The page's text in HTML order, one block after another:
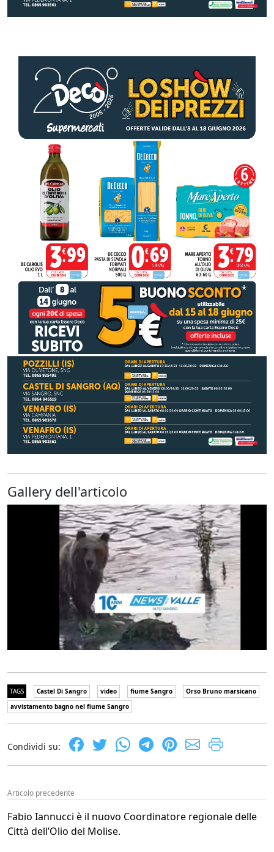
Gallery dell'articolo
TAGS Castel Di Sangro video fiume Sangro
Orso Bruno marsicano
avvistamento bagno nel fiume Sangro
Condividi su:
Articolo precedente
Fabio Iannucci è il nuovo Coordinatore regionale delle
Città dell’Olio del Molise.